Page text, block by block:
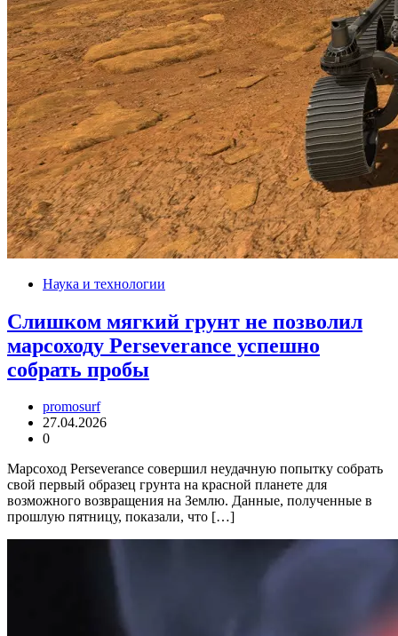
Наука и технологии
Слишком мягкий грунт не позволил
марсоходу Perseverance успешно
собрать пробы
promosurf
27.04.2026
0
Марсоход Perseverance совершил неудачную попытку собрать
свой первый образец грунта на красной планете для
возможного возвращения на Землю. Данные, полученные в
прошлую пятницу, показали, что […]